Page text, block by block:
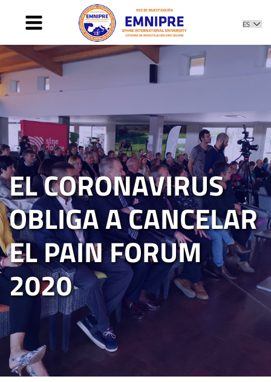
PRESENTACIÓN
PROYECTOS
MIEMBROS
NOTICIAS
CONTACTO
EL CORONAVIRUS
OBLIGA A CANCELAR
EL PAIN FORUM
2020